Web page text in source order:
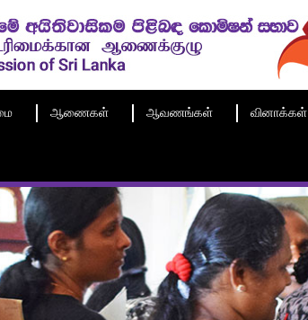
ஆணைகள் ஆவணங்கள் வினாக்கள்